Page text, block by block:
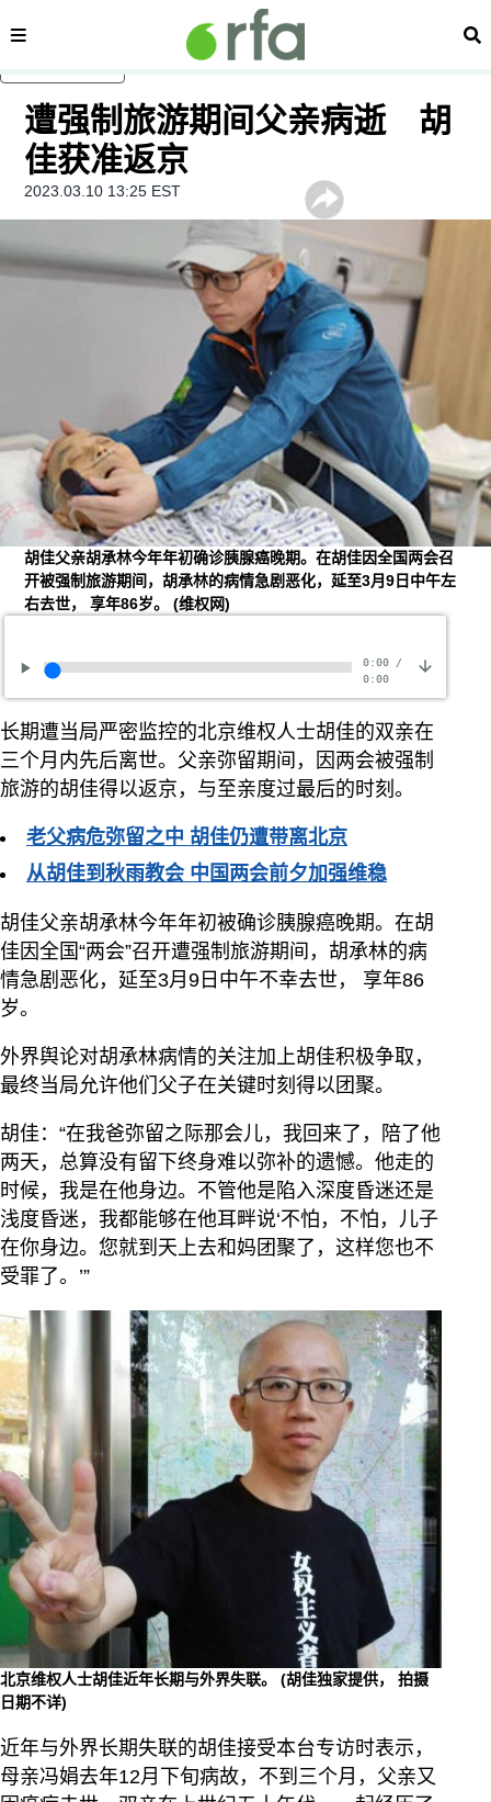
内容分类 搜
遭强制旅游期间父亲病逝 胡
佳获准返京
2023.03.10 13:25 EST
胡佳父亲胡承林今年年初确诊胰腺癌晚期。在胡佳因全国两会召
开被强制旅游期间，胡承林的病情急剧恶化，延至3月9日中午左
右去世， 享年86岁。(维权网)
0:00/
0:00
长期遭当局严密监控的北京维权人士胡佳的双亲在
三个月内先后离世。父亲弥留期间，因两会被强制
旅游的胡佳得以返京，与至亲度过最后的时刻。
老父病危弥留之中 胡佳仍遭带离北京
从胡佳到秋雨教会 中国两会前夕加强维稳
胡佳父亲胡承林今年年初被确诊胰腺癌晚期。在胡
佳因全国“两会”召开遭强制旅游期间，胡承林的病
情急剧恶化，延至3月9日中午不幸去世， 享年86
岁。
外界舆论对胡承林病情的关注加上胡佳积极争取，
最终当局允许他们父子在关键时刻得以团聚。
胡佳：“在我爸弥留之际那会儿，我回来了，陪了他
两天，总算没有留下终身难以弥补的遗憾。他走的
时候，我是在他身边。不管他是陷入深度昏迷还是
浅度昏迷，我都能够在他耳畔说‘不怕，不怕，儿子
在你身边。您就到天上去和妈团聚了，这样您也不
受罪了。’”
北京维权人士胡佳近年长期与外界失联。 (胡佳独家提供， 拍摄
日期不详)
近年与外界长期失联的胡佳接受本台专访时表示，
母亲冯娟去年12月下旬病故，不到三个月，父亲又